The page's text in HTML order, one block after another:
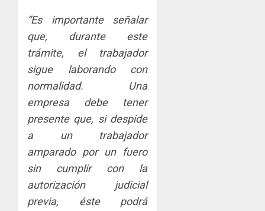
“Es importante señalar
que, durante este
trámite, el trabajador
sigue laborando con
normalidad. Una
empresa debe tener
presente que, si despide
a un trabajador
amparado por un fuero
sin cumplir con la
autorización judicial
previa, éste podrá